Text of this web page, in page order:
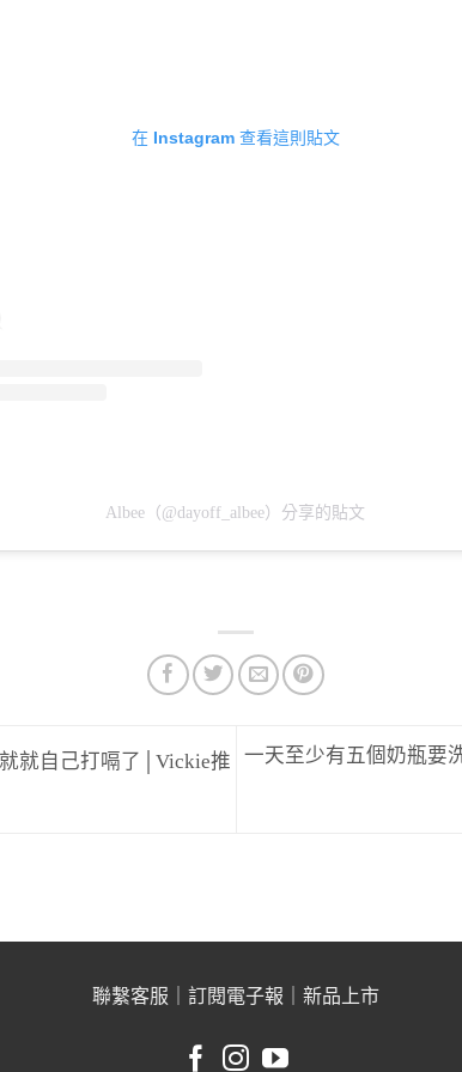
在 Instagram 查看這則貼文
Albee（@dayoff_albee）分享的貼文
就自己打嗝了│Vickie推
一天至少有五個奶瓶要
聯繫客服 訂閱電子報 新品上市